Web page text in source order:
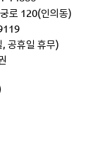
로 120(인의동)
공휴일 휴무)